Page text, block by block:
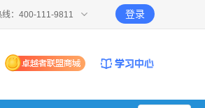
线：400-111-9811 登录